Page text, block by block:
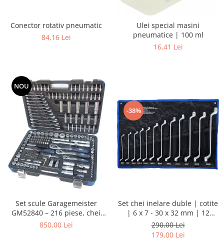
Conector rotativ pneumatic
84,16 Lei
Ulei special masini
pneumatice | 100 ml
16,41 Lei
NOU
Set scule Garagemeister
GM52840 – 216 piese, chei
tubulare 1/4”, 3/8”, 1/2”, biți,
850,00 Lei
-38%
Set chei inelare duble | cotite
| 6 x 7 - 30 x 32 mm | 12
piese
290,00 Lei
179,00 Lei